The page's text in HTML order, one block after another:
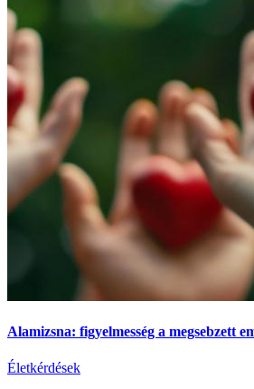
Alamizsna: figyelmesség a megsebzett
Életkérdések